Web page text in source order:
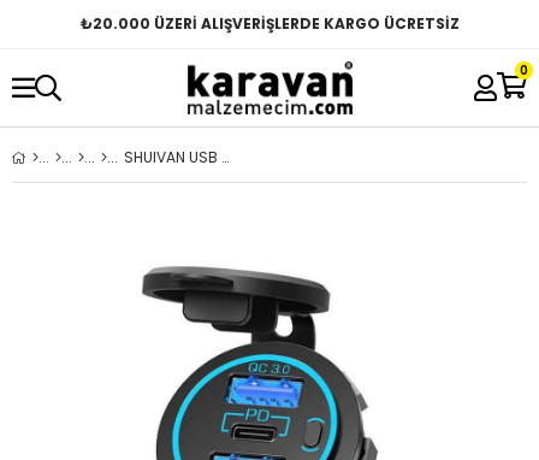
₺20.000 ÜZERİ ALIŞVERİŞLERDE KARGO ÜCRETSİZ
0
SHUIVAN USB Type C Girişi İkili USB iPhone Kapaklı Şarj Söketi 3.0Ah